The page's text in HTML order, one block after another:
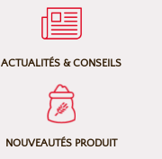
ACTUALITÉS & CONSEILS
NOUVEAUTÉS PRODUIT